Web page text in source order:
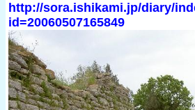
http://sora.ishikami.jp/diary/
id=20060507165849